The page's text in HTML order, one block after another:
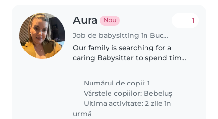
Aura Nou
Job de babysitting în București
1
Our family is searching for a
caring Babysitter to spend time
Looking for someone dedicated
to nurture and engage in
playtime activities for our little..
Numărul de copii: 1
Vârstele copiilor: Bebeluș
Ultima activitate: 2 zile în
urmă